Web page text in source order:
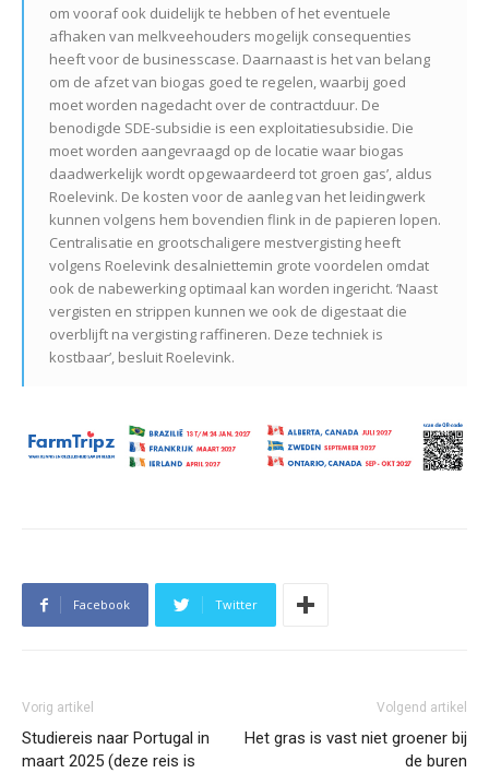
om vooraf ook duidelijk te hebben of het eventuele
afhaken van melkveehouders mogelijk consequenties
heeft voor de businesscase. Daarnaast is het van belang
om de afzet van biogas goed te regelen, waarbij goed
moet worden nagedacht over de contractduur. De
benodigde SDE-subsidie is een exploitatiesubsidie. Die
moet worden aangevraagd op de locatie waar biogas
daadwerkelijk wordt opgewaardeerd tot groen gas’, aldus
Roelevink. De kosten voor de aanleg van het leidingwerk
kunnen volgens hem bovendien flink in de papieren lopen.
Centralisatie en grootschaligere mestvergisting heeft
volgens Roelevink desalniettemin grote voordelen omdat
ook de nabewerking optimaal kan worden ingericht. ‘Naast
vergisten en strippen kunnen we ook de digestaat die
overblijft na vergisting raffineren. Deze techniek is
kostbaar’, besluit Roelevink.
Facebook Twitter
Vorig artikel
Studiereis naar Portugal in
maart 2025 (deze reis is
Volgend artikel
Het gras is vast niet groener bij
de buren